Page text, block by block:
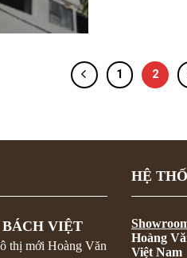
1 2
VIỆT
thị mới Hoàng Văn
HỆ
Hoàng
Việt Nam